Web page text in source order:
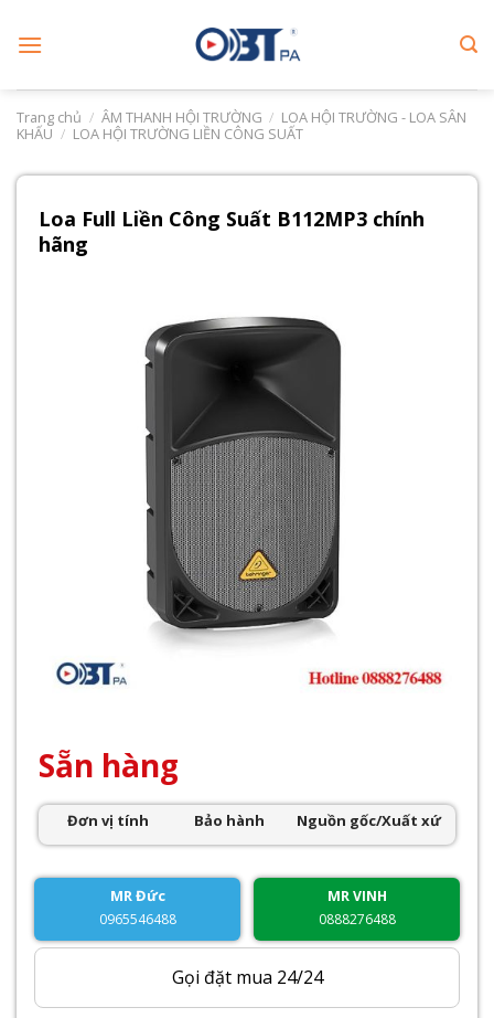
Trang chủ / ÂM THANH HỘI TRƯỜNG / LOA HỘI TRƯỜNG - LOA SÂN
KHẤU / LOA HỘI TRƯỜNG LIỀN CÔNG SUẤT
Loa Full Liền Công Suất B112MP3 chính
hãng
Sẵn hàng
Đơn vị tính Bảo hành Nguồn gốc/Xuất xứ
MR Đức
0965546488
MR VINH
0888276488
Gọi đặt mua 24/24